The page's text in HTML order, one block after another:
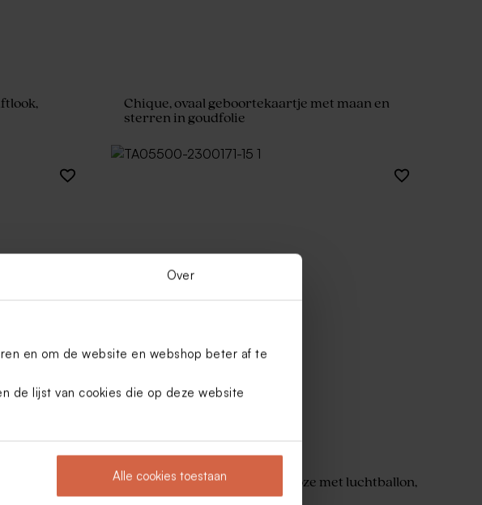
Over
en om de website en webshop beter af te
de lijst van cookies die op deze website
Alle cookies toestaan
Chique, ovaal geboortekaartje met maan en
sterren in goudfolie
naam en
Dromerig geboortekaartje roze met luchtballon,
wolkjes en folie